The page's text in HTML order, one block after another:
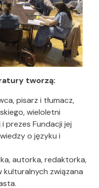
tworzą:
pisarz i tłumacz,
wieloletni
prezes Fundacji jej
o języku i
autorka, redaktorka,
związana